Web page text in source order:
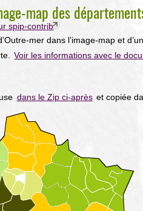
map des
spip-contrib
mer dans l’image-map et
Voir les informations avec le
dans le Zip ci-après et copiée